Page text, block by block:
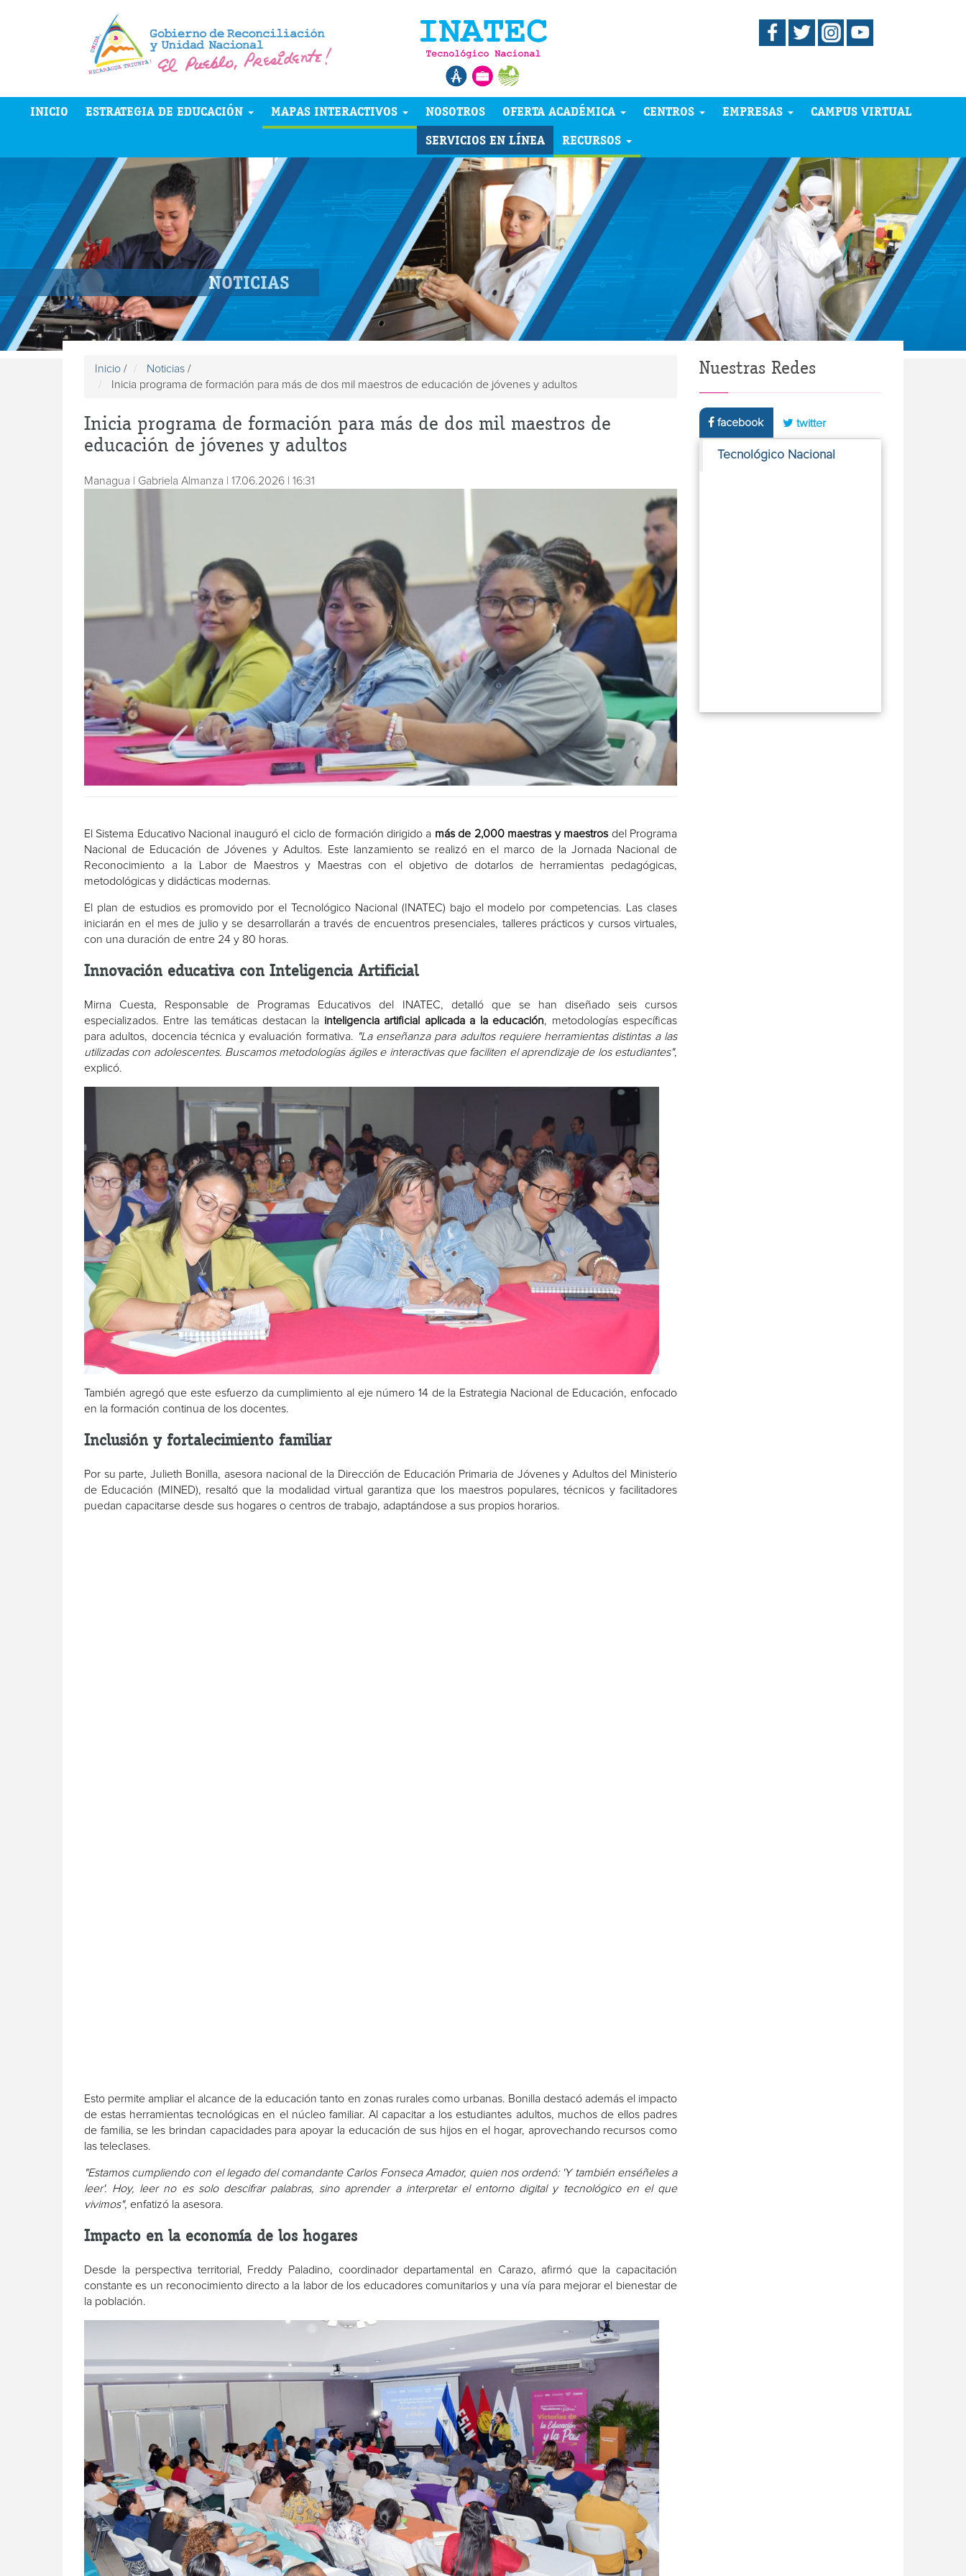
INICIO ESTRATEGIA DE EDUCACIÓN MAPAS INTERACTIVOS NOSOTROS OFERTA ACADÉMICA CENTROS EMPRESAS
CAMPUS VIRTUAL
SERVICIOS EN LÍNEA
RECURSOS
NOTICIAS
Inicio / Noticias /
Inicia programa de formación para más de dos mil maestros de educación de jóvenes y adultos
Inicia programa de formación para más de dos mil maestros de
educación de jóvenes y adultos
Managua | Gabriela Almanza | 17.06.2026 | 16:31
El Sistema Educativo Nacional inauguró el ciclo de formación dirigido a más de 2,000 maestras y maestros del Programa
Nacional de Educación de Jóvenes y Adultos. Este lanzamiento se realizó en el marco de la Jornada Nacional de
Reconocimiento a la Labor de Maestros y Maestras con el objetivo de dotarlos de herramientas pedagógicas,
metodológicas y didácticas modernas.
El plan de estudios es promovido por el Tecnológico Nacional (INATEC) bajo el modelo por competencias. Las clases
iniciarán en el mes de julio y se desarrollarán a través de encuentros presenciales, talleres prácticos y cursos virtuales,
con una duración de entre 24 y 80 horas.
Innovación educativa con Inteligencia Artificial
Mirna Cuesta, Responsable de Programas Educativos del INATEC, detalló que se han diseñado seis cursos
especializados. Entre las temáticas destacan la inteligencia artificial aplicada a la educación, metodologías específicas
para adultos, docencia técnica y evaluación formativa.
"La enseñanza para adultos requiere herramientas distintas a las
utilizadas con adolescentes. Buscamos metodologías ágiles e interactivas que faciliten el aprendizaje de los estudiantes",
explicó.
También agregó que este esfuerzo da cumplimiento al eje número 14 de la Estrategia Nacional de Educación, enfocado
en la formación continua de los docentes.
Inclusión y fortalecimiento familiar
Por su parte, Julieth Bonilla, asesora nacional de la Dirección de Educación Primaria de Jóvenes y Adultos del Ministerio
de Educación (MINED), resaltó que la modalidad virtual garantiza que los maestros populares, técnicos y facilitadores
puedan capacitarse desde sus hogares o centros de trabajo, adaptándose a sus propios horarios.
Esto permite ampliar el alcance de la educación tanto en zonas rurales como urbanas. Bonilla destacó además el impacto
de estas herramientas tecnológicas en el núcleo familiar. Al capacitar a los estudiantes adultos, muchos de ellos padres
de familia, se les brindan capacidades para apoyar la educación de sus hijos en el hogar, aprovechando recursos como
las teleclases.
"Estamos cumpliendo con el legado del comandante Carlos Fonseca Amador, quien nos ordenó: 'Y también enséñeles a
leer'. Hoy, leer no es solo descifrar palabras, sino aprender a interpretar el entorno digital y tecnológico en el que
vivimos", enfatizó la asesora.
Impacto en la economía de los hogares
Desde la perspectiva territorial, Freddy Paladino, coordinador departamental en Carazo, afirmó que la capacitación
constante es un reconocimiento directo a la labor de los educadores comunitarios y una vía para mejorar el bienestar de
la población.
Nuestras Redes
facebook twitter
Tecnológico Nacional